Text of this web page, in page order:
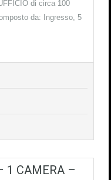
di circa 100
da: Ingresso, 5
1 CAMERA –